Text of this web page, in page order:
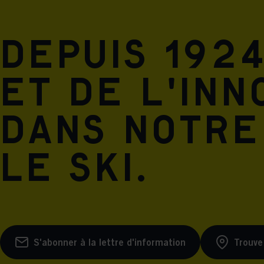
Depuis
et de
dans notre
le ski.
S'abonner à la lettre d'information